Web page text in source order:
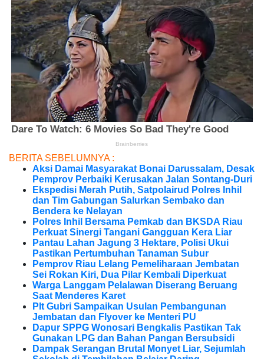
BERITA SEBELUMNYA :
Aksi Damai Masyarakat Bonai Darussalam, Desak
Pemprov Perbaiki Kerusakan Jalan Sontang-Duri
Ekspedisi Merah Putih, Satpolairud Polres Inhil
dan Tim Gabungan Salurkan Sembako dan
Bendera ke Nelayan
Polres Inhil Bersama Pemkab dan BKSDA Riau
Perkuat Sinergi Tangani Gangguan Kera Liar
Pantau Lahan Jagung 3 Hektare, Polisi Ukui
Pastikan Pertumbuhan Tanaman Subur
Pemprov Riau Lelang Pemeliharaan Jembatan
Sei Rokan Kiri, Dua Pilar Kembali Diperkuat
Warga Langgam Pelalawan Diserang Beruang
Saat Menderes Karet
Plt Gubri Sampaikan Usulan Pembangunan
Jembatan dan Flyover ke Menteri PU
Dapur SPPG Wonosari Bengkalis Pastikan Tak
Gunakan LPG dan Bahan Pangan Bersubsidi
Dampak Serangan Brutal Monyet Liar, Sejumlah